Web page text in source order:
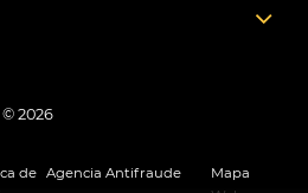
© 2026
de Agencia Antifraude
Mapa